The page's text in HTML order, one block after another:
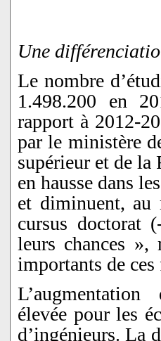
Une
Le nombre
1.498.200 en
rapport à 2012-
par le ministère
supérieur et de la
en hausse dans
et diminuent, au
cursus doctorat
leurs chances »,
importants de
élevée pour les
d’ingénieurs. La